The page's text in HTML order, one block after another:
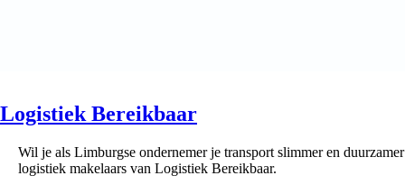
Logistiek Bereikbaar
Wil je als Limburgse ondernemer je transport slimmer en
logistiek makelaars van Logistiek Bereikbaar.